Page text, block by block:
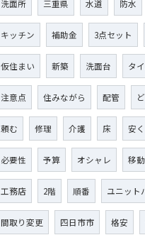
洗面所 三重県 水道 防水
キッチン 補助金 3点セット
仮住まい 新築 洗面台 タ
注意点 住みながら 配管
頼む 修理 介護 床 安く
必要性 予算 オシャレ 移動
工務店 2階 順番 ユニット
間取り変更 四日市市 格安